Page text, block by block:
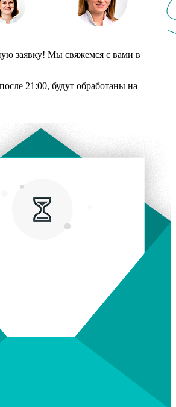
заявку! Мы свяжемся с вами в
21:00, будут обработаны на